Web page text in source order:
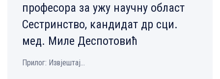
професора за ужу научну област
Сестринство, кандидат др сци.
мед. Миле Деспотовић
Прилог: Извјештај...